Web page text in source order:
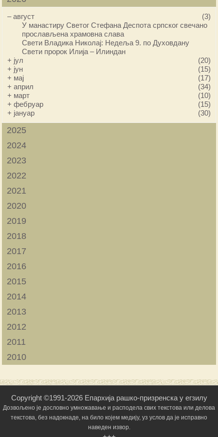
–август
(3)
У манастиру Светог Стефана Деспота српског свечано
прослављена храмовна слава
Свети Владика Николај: Недеља 9. по Духовдану
Свети пророк Илија – Илиндан
+ јул
(20)
+ јун
(15)
+ мај
(17)
+април
(34)
+ март
(10)
+фебруар
(15)
+ јануар (30)
2025
2024
2023
2022
2021
2020
2019
2018
2017
2016
2015
2014
2013
2012
2011
2010
Copyright ©1991-2026 Епархија рашко-призренска у егзилу
Дозвољено је дословно умножавање и расподела свих текстова или делова
текстова, без надокнаде, на било којем медију, уз услов да је исправно
наведен извор.